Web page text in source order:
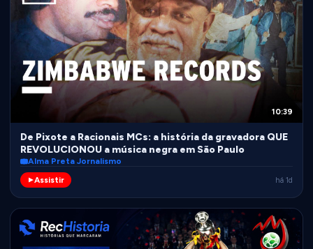
10:39
De Pixote a Racionais MCs: a história da gravadora QUE
REVOLUCIONOU a música negra em São Paulo
Alma Preta Jornalismo
Assistir
há 1d